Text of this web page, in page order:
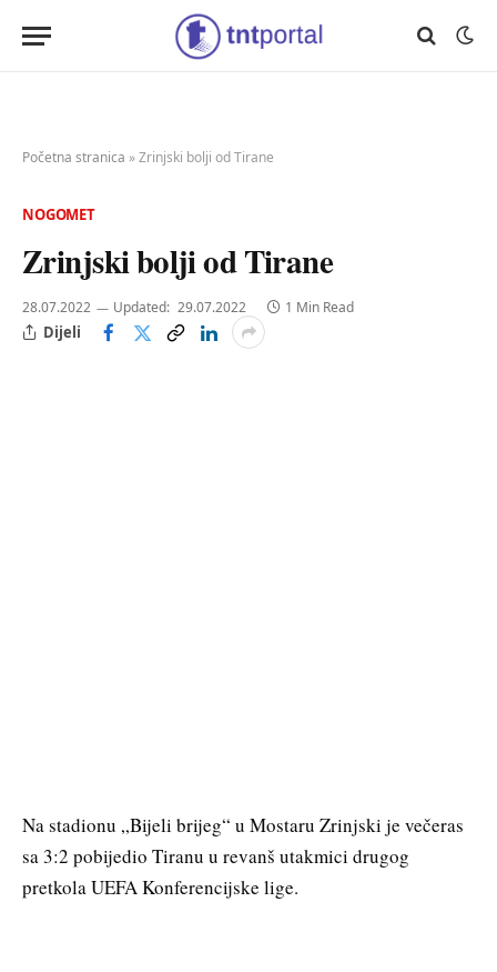
Početna stranica »Zrinjski bolji od Tirane
NOGOMET
Zrinjski bolji od Tirane
28.07.2022 Updated: 29.07.2022 1 Min Read
Dijeli
Na stadionu „Bijeli brijeg“ u Mostaru Zrinjski je večeras
sa 3:2 pobijedio Tiranu u revanš utakmici drugog
pretkola UEFA Konferencijske lige.